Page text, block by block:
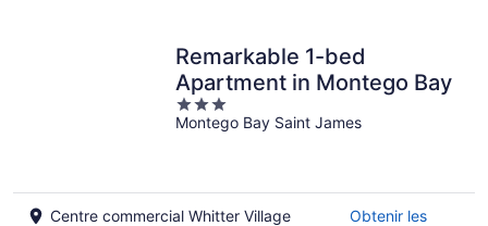
Remarkable 1-bed
Apartment in Montego Bay
3
out
Montego Bay Saint James
Centre commercial Whitter Village
Obtenir les